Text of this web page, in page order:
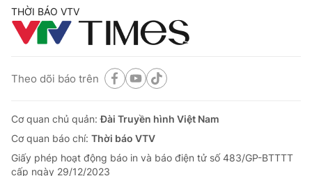
THỜI BÁO VTV
Theo dõi báo trên
Cơ quan chủ quản:Đài Truyền hình Việt Nam
Cơ quan báo chí: Thời báo VTV
Giấy phép hoạt động báo in và báo điện tử số 483/GP-BTTTT
cấp ngày 29/12/2023